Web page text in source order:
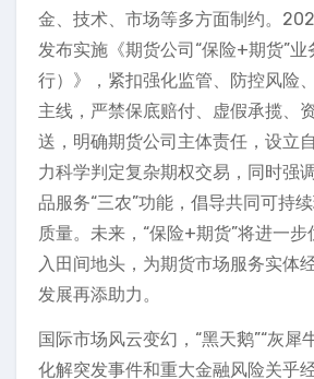
金、技术、市场等多方面制约。
发布实施《期货公司“保险+期货”业
行）》，紧扣强化监管、防控风险
主线，严禁保底赔付、虚假承揽、
送，明确期货公司主体责任，设立
力科学判定复杂期权交易，同时强
品服务“三农”功能，倡导共同可持
质量。未来，“保险+期货”将进一
入田间地头，为期货市场服务实体
发展再添助力。
国际市场风云变幻，“黑天鹅”“灰犀
化解突发事件和重大金融风险关乎